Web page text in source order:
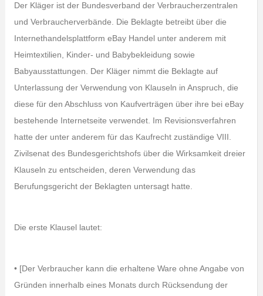
Der Kläger ist der Bundesverband der Verbraucherzentralen
und Verbraucherverbände. Die Beklagte betreibt über die
Internethandelsplattform eBay Handel unter anderem mit
Heimtextilien, Kinder- und Babybekleidung sowie
Babyausstattungen. Der Kläger nimmt die Beklagte auf
Unterlassung der Verwendung von Klauseln in Anspruch, die
diese für den Abschluss von Kaufverträgen über ihre bei eBay
bestehende Internetseite verwendet. Im Revisionsverfahren
hatte der unter anderem für das Kaufrecht zuständige VIII.
Zivilsenat des Bundesgerichtshofs über die Wirksamkeit dreier
Klauseln zu entscheiden, deren Verwendung das
Berufungsgericht der Beklagten untersagt hatte.
Die erste Klausel lautet:
• [Der Verbraucher kann die erhaltene Ware ohne Angabe von
Gründen innerhalb eines Monats durch Rücksendung der